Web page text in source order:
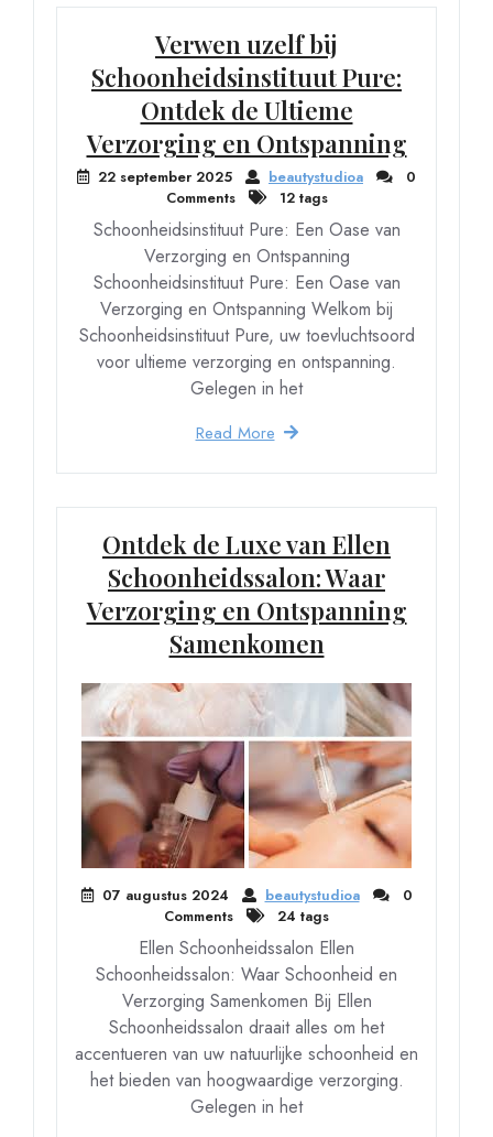
Verwen uzelf bij
Schoonheidsinstituut Pure:
Ontdek de Ultieme
Verzorging en Ontspanning
22 september 2025 beautystudioa
0
Comments
12 tags
Schoonheidsinstituut Pure: Een Oase van
Verzorging en Ontspanning
Schoonheidsinstituut Pure: Een Oase van
Verzorging en Ontspanning Welkom bij
Schoonheidsinstituut Pure, uw toevluchtsoord
voor ultieme verzorging en ontspanning.
Gelegen in het
Read More
Ontdek de Luxe van Ellen
Schoonheidssalon: Waar
Verzorging en Ontspanning
Samenkomen
07 augustus 2024 beautystudioa
0
Comments
24 tags
Ellen Schoonheidssalon Ellen
Schoonheidssalon: Waar Schoonheid en
Verzorging Samenkomen Bij Ellen
Schoonheidssalon draait alles om het
accentueren van uw natuurlijke schoonheid en
het bieden van hoogwaardige verzorging.
Gelegen in het